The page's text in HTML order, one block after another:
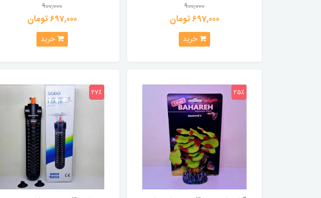
900,000
697,000 تومان
خرید
900,000
697,000 تومان
خرید
25٪ 27٪